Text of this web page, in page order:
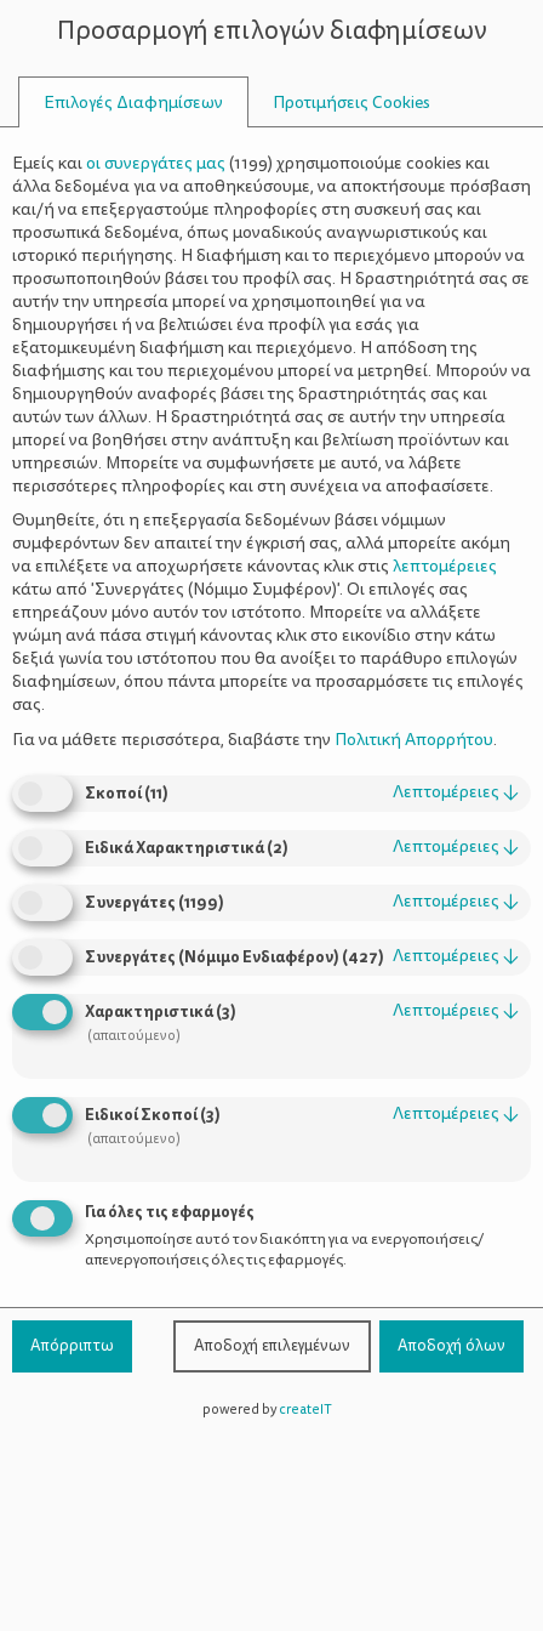
ΣΥΜΒΟΥΛΟΙ
ΕΜΕΊΣ
Δημοκρατική συμπεριφορά και
αυτοεκτίμηση
Χρήσιμοι Σύνδεσμοι
Προϊόντα
Επικοινωνία
800-1199-800(από σταθερό,
χωρίς χρέωση)
Προσαρμογή επιλογών διαφημίσεων
Επιλογές Διαφημίσεων Προτιμήσεις Cookies
Εμείς καιοι συνεργάτες μας (1199) χρησιμοποιούμε cookies και
άλλα δεδομένα για να αποθηκεύσουμε, να αποκτήσουμε πρόσβαση
και/ή να επεξεργαστούμε πληροφορίες στη συσκευή σας και
προσωπικά δεδομένα, όπως μοναδικούς αναγνωριστικούς και
ιστορικό περιήγησης. Η διαφήμιση και το περιεχόμενο μπορούν να
προσωποποιηθούν βάσει του προφίλ σας. Η δραστηριότητά σας σε
αυτήν την υπηρεσία μπορεί να χρησιμοποιηθεί για να
δημιουργήσει ή να βελτιώσει ένα προφίλ για εσάς για
εξατομικευμένη διαφήμιση και περιεχόμενο. Η απόδοση της
διαφήμισης και του περιεχομένου μπορεί να μετρηθεί. Μπορούν να
δημιουργηθούν αναφορές βάσει της δραστηριότητάς σας και
αυτών των άλλων. Η δραστηριότητά σας σε αυτήν την υπηρεσία
μπορεί να βοηθήσει στην ανάπτυξη και βελτίωση προϊόντων και
υπηρεσιών. Μπορείτε να συμφωνήσετε με αυτό, να λάβετε
περισσότερες πληροφορίες και στη συνέχεια να αποφασίσετε.
Θυμηθείτε, ότι η επεξεργασία δεδομένων βάσει νόμιμων
συμφερόντων δεν απαιτεί την έγκρισή σας, αλλά μπορείτε ακόμη
να επιλέξετε να αποχωρήσετε κάνοντας κλικ στις λεπτομέρειες
κάτω από 'Συνεργάτες (Νόμιμο Συμφέρον)'. Οι επιλογές σας
επηρεάζουν μόνο αυτόν τον ιστότοπο. Μπορείτε να αλλάξετε
γνώμη ανά πάσα στιγμή κάνοντας κλικ στο εικονίδιο στην κάτω
δεξιά γωνία του ιστότοπου που θα ανοίξει το παράθυρο επιλογών
διαφημίσεων, όπου πάντα μπορείτε να προσαρμόσετε τις επιλογές
σας.
Για να μάθετε περισσότερα, διαβάστε την Πολιτική Απορρήτου.
Σκοποί(11) Λεπτομέρειες ↓
Ειδικά Χαρακτηριστικά(2) Λεπτομέρειες ↓
Συνεργάτες (1199) Λεπτομέρειες ↓
Συνεργάτες (Νόμιμο Ενδιαφέρον) (427) Λεπτομέρειες ↓
Χαρακτηριστικά(3)
(απαιτούμενο)
Λεπτομέρειες ↓
Ειδικοί Σκοποί(3)
(απαιτούμενο)
Λεπτομέρειες ↓
Για όλες τις εφαρμογές
Χρησιμοποίησε αυτό τον διακόπτη για να ενεργοποιήσεις/
απενεργοποιήσεις όλες τις εφαρμογές.
Απόρριπτω Αποδοχή επιλεγμένων Αποδοχή όλων
powered bycreateIT